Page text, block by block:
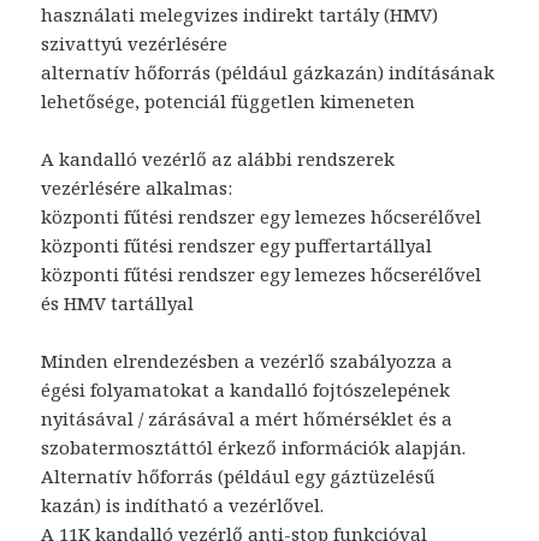
használati melegvizes indirekt tartály (HMV)
szivattyú vezérlésére
alternatív hőforrás (például gázkazán) indításának
lehetősége, potenciál független kimeneten
A kandalló vezérlő az alábbi rendszerek
vezérlésére alkalmas:
központi fűtési rendszer egy lemezes hőcserélővel
központi fűtési rendszer egy puffertartállyal
központi fűtési rendszer egy lemezes hőcserélővel
és HMV tartállyal
Minden elrendezésben a vezérlő szabályozza a
égési folyamatokat a kandalló fojtószelepének
nyitásával / zárásával a mért hőmérséklet és a
szobatermosztáttól érkező információk alapján.
Alternatív hőforrás (például egy gáztüzelésű
kazán) is indítható a vezérlővel.
A 11K kandalló vezérlő anti-stop funkcióval